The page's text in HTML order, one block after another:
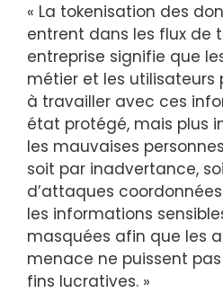
« La tokenisation des
entrent dans les flux de
entreprise signifie que
métier et les
à travailler avec ces
état protégé, mais plus
les mauvaises
soit par inadvertance,
d’attaques
les informations
masquées afin que les
menace ne puissent
fins lucratives. »